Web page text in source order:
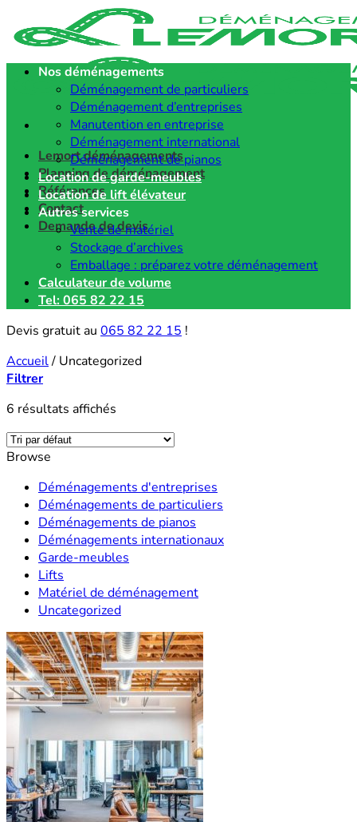
au
contenu
Lemort déménagements
Planning de déménagement
Références
Contact
Demande de devis
Nos déménagements
Déménagement de particuliers
Déménagement d’entreprises
Manutention en entreprise
Déménagement international
Déménagement de pianos
Location de garde-meubles
Location de lift élévateur
Autres services
Vente de matériel
Stockage d’archives
Emballage : préparez votre déménagement
Calculateur de volume
Tel: 065 82 22 15
Devis gratuit au 065 82 22 15 !
Accueil/ Uncategorized
Filtrer
6 résultats affichés
Browse
Déménagements d'entreprises
Déménagements de particuliers
Déménagements de pianos
Déménagements internationaux
Garde-meubles
Lifts
Matériel de déménagement
Uncategorized